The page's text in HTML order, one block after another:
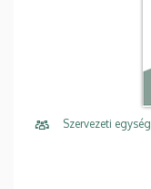
Szervezeti egység